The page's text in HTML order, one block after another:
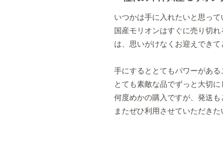
いつかは手に入れたいと思って
国産モリオンはすぐに売り切
は、思いがけなくお迎えできて
手にするととてもパワーがある
とても素敵な品でずっと大切に
何度めかの購入ですが、発送
またぜひ利用させていただきた